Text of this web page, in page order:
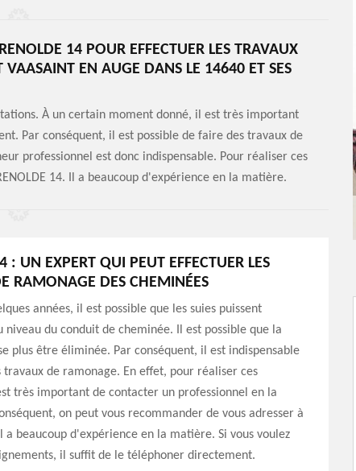
14 POUR EFFECTUER LES TRAVAUX
EN AUGE DANS LE 14640 ET SES
À un certain moment donné, il est très important
Par conséquent, il est possible de faire des travaux de
professionnel est donc indispensable. Pour réaliser ces
14. Il a beaucoup d'expérience en la matière.
: UN EXPERT QUI PEUT EFFECTUER LES
RAMONAGE DES CHEMINÉES
années, il est possible que les suies puissent
niveau du conduit de cheminée. Il est possible que la
plus être éliminée. Par conséquent, il est indispensable
travaux de ramonage. En effet, pour réaliser ces
très important de contacter un professionnel en la
on peut vous recommander de vous adresser à
a beaucoup d'expérience en la matière. Si vous voulez
il suffit de le téléphoner directement.